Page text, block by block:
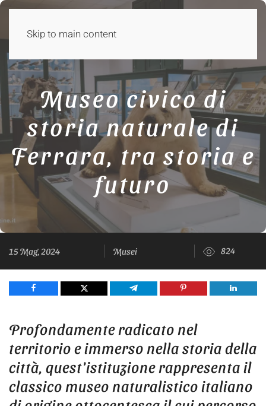
Skip to main content
Museo civico di
storia naturale di
Ferrara, tra storia e
futuro
15 Mag, 2024 Musei 824
Profondamente radicato nel
territorio e immerso nella storia della
città, quest'istituzione rappresenta il
classico museo naturalistico italiano